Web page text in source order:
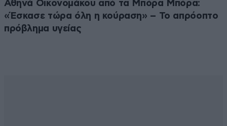
Αθηνά Οικονομάκου από τα Μπόρα Μπόρα:
«Έσκασε τώρα όλη η κούραση» – Το απρόοπτο
πρόβλημα υγείας